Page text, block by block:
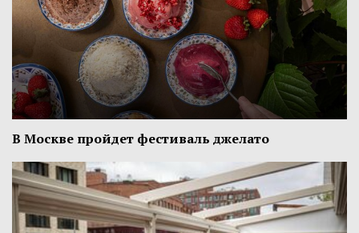
В Москве пройдет фестиваль джелато